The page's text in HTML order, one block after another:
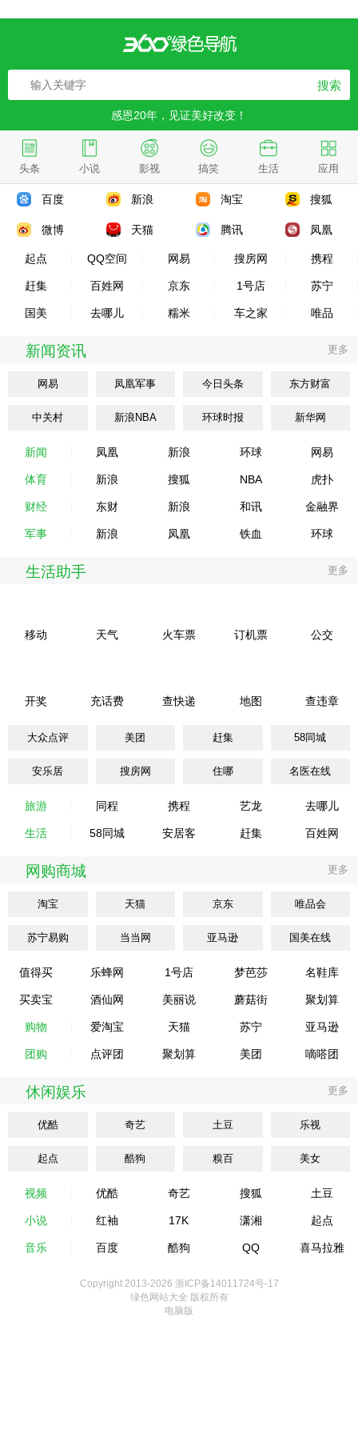
搜索
感恩20年，见证美好改变！
头条 小说 影视 搞笑 生活 应用
百度 新浪 淘宝 搜狐
微博 天猫 腾讯 凤凰
起点 QQ空间 网易 搜房网 携程
赶集 百姓网 京东 1号店 苏宁
国美 去哪儿 糯米 车之家 唯品
新闻资讯 更多
网易 凤凰军事 今日头条 东方财富
中关村 新浪NBA 环球时报 新华网
新闻 凤凰 新浪 环球 网易
体育 新浪 搜狐 NBA 虎扑
财经 东财 新浪 和讯 金融界
军事 新浪 凤凰 铁血 环球
生活助手 更多
移动 天气 火车票 订机票 公交
开奖 充话费 查快递 地图 查违章
大众点评 美团 赶集 58同城
安乐居 搜房网 住哪 名医在线
旅游 同程 携程 艺龙 去哪儿
生活 58同城 安居客 赶集 百姓网
网购商城 更多
淘宝 天猫 京东 唯品会
苏宁易购 当当网 亚马逊 国美在线
值得买 乐蜂网 1号店 梦芭莎 名鞋库
买卖宝 酒仙网 美丽说 蘑菇街 聚划算
购物 爱淘宝 天猫 苏宁 亚马逊
团购 点评团 聚划算 美团 嘀嗒团
休闲娱乐 更多
优酷 奇艺 土豆 乐视
起点 酷狗 糗百 美女
视频 优酷 奇艺 搜狐 土豆
小说 红袖 17K 潇湘 起点
音乐 百度 酷狗 QQ 喜马拉雅
Copyright 2013-2026 浙ICP备14011724号-17
绿色网站大全 版权所有
电脑版